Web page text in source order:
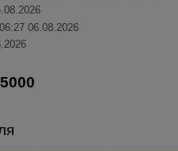
06.08.2026